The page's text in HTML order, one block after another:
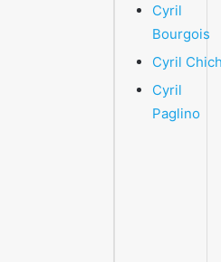
Cyril
Bourgois
Cyril
Cyril
Paglino